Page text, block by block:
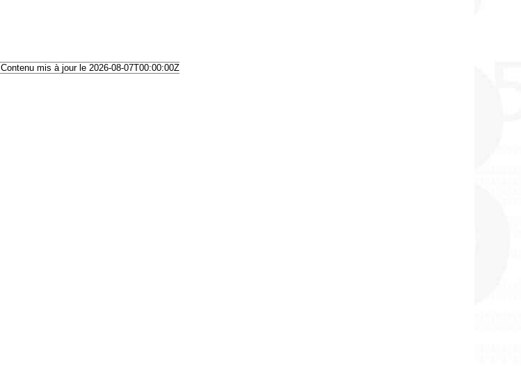
Contenu mis à jour le 2026-08-07T00:00:00Z